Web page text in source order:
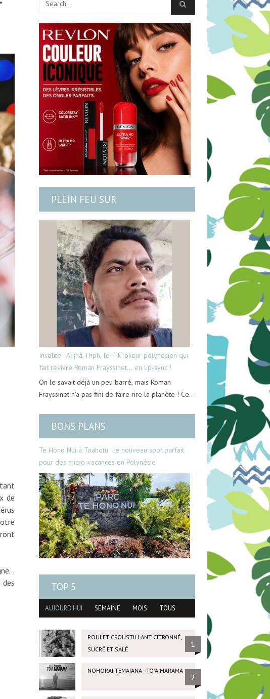
de
des
PLEIN FEU SUR
Insolite : Alijha Thph, le TikTokeur polynésien qui
fait revivre Roman Frayssinet… en lip-sync !
On le savait déjà un peu barré, mais Roman
Frayssinet n’a pas fini de faire rire la planète ! Ce…
BONS PLANS
Te Hono Nui à Toahotu : le nouveau spot parfait
pour des micro-vacances en Polynésie
TOP 5
AUJOURD'HUI SEMAINE MOIS TOUS
POULET CROUSTILLANT CITRONNÉ,
SUCRÉ ET SALÉ
1
NOHORAI TEMAIANA - TO'A MARAMA
2